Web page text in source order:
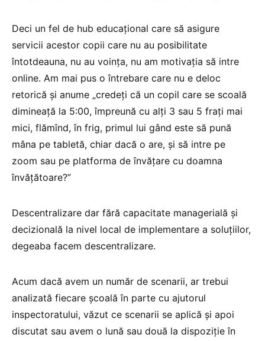
Deci un fel de hub educațional care să asigure
servicii acestor copii care nu au posibilitate
întotdeauna, nu au voința, nu am motivația să intre
online. Am mai pus o întrebare care nu e deloc
retorică și anume „credeți că un copil care se scoală
dimineață la 5:00, împreună cu alți 3 sau 5 frați mai
mici, flămînd, în frig, primul lui gând este să pună
mâna pe tabletă, chiar dacă o are, și să intre pe
zoom sau pe platforma de învățare cu doamna
învățătoare?”
Descentralizare dar fără capacitate managerială și
decizională la nivel local de implementare a soluțiilor,
degeaba facem descentralizare.
Acum dacă avem un număr de scenarii, ar trebui
analizată fiecare școală în parte cu ajutorul
inspectoratului, văzut ce scenarii se aplică și apoi
discutat sau avem o lună sau două la dispoziție în